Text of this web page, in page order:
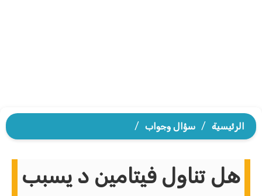
الرئيسية / سؤال وجواب /
هل تناول فيتامين د يسبب